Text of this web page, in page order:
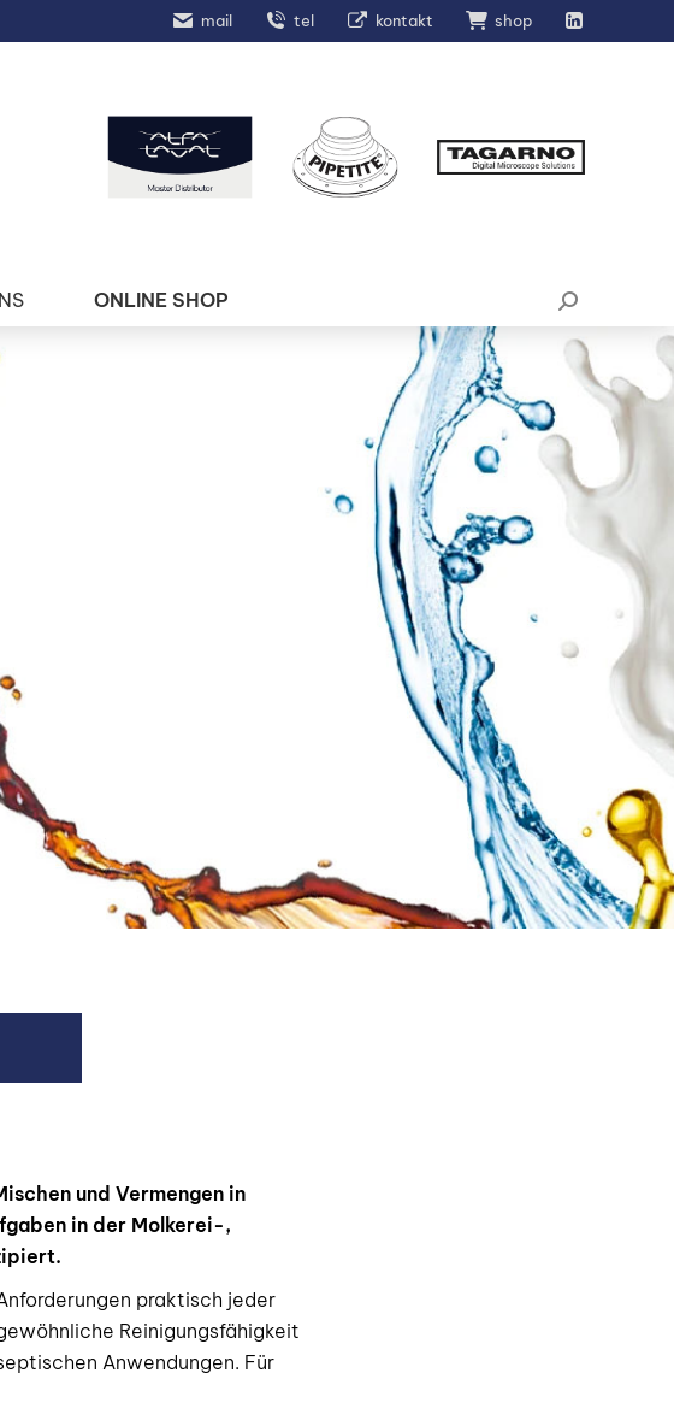
mail tel kontakt shop
ONLINE SHOP Search:
und Vermengen in
in der Molkerei-,
praktisch jeder
Reinigungsfähigkeit
Anwendungen. Für